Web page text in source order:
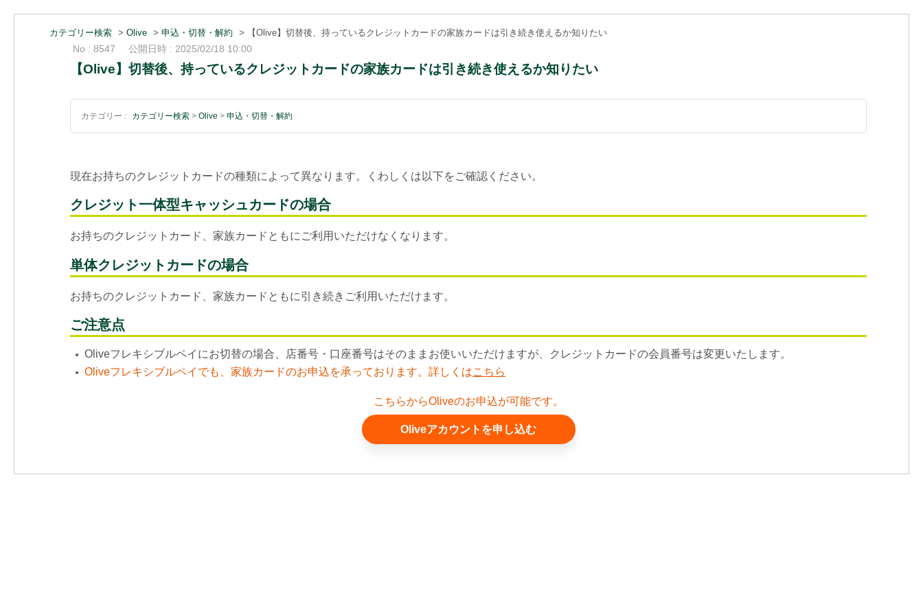
カテゴリー検索 > Olive > 申込・切替・解約 > 【Olive】切替後、持っているクレジットカードの家族カードは引き続き使えるか知りたい
No : 8547 公開日時 : 2025/02/18 10:00
【Olive】切替後、持っているクレジットカードの家族カードは引き続き使えるか知りたい
カテゴリー : カテゴリー検索 > Olive > 申込・切替・解約
現在お持ちのクレジットカードの種類によって異なります。くわしくは以下をご確認ください。
クレジット一体型キャッシュカードの場合
お持ちのクレジットカード、家族カードともにご利用いただけなくなります。
単体クレジットカードの場合
お持ちのクレジットカード、家族カードともに引き続きご利用いただけます。
ご注意点
● Oliveフレキシブルペイにお切替の場合、店番号・口座番号はそのままお使いいただけますが、クレジットカードの会員番号は変更いたします。
● Oliveフレキシブルペイでも、家族カードのお申込を承っております。詳しくはこちら
こちらからOliveのお申込が可能です。
Oliveアカウントを申し込む